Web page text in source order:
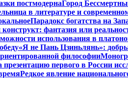
постмодернаГород
в литературе и
Парадокс богатства на
фантазия или
использования в
«Я не Пань Цзиньлянь»:
философии
первого в России
Редкое явление